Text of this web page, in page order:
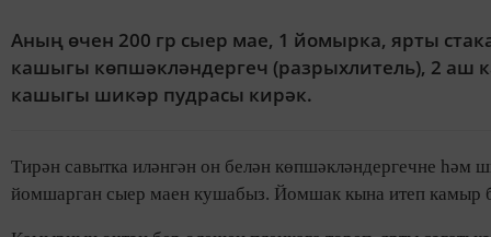
Аның өчен 200 гр сыер мае, 1 йомырка, ярты
кашыгы көпшәкләндергеч (разрыхлитель), 2 аш
кашыгы шикәр пудрасы кирәк.
Тирән савытка иләнгән он белән көпшәкләндергечне һәм
йомшарган сыер маен кушабыз. Йомшак кына итеп камыр